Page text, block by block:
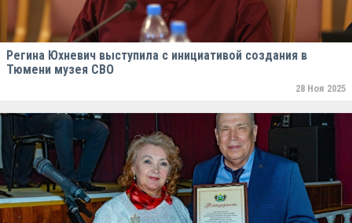
Регина Юхневич выступила с инициативой создания в
Тюмени музея СВО
28 Ноя 2025